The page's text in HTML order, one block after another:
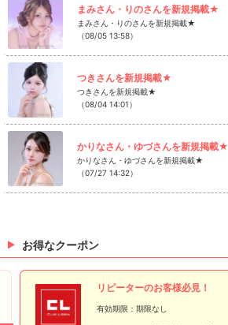
まみさん・りのさんを新規掲載★
まみさん・りのさんを新規掲載★
（08/05 13:58）
つきさんを新規掲載★
つきさんを新規掲載★
（08/04 14:01）
かりなさん・ゆづさんを新規掲載★
かりなさん・ゆづさんを新規掲載★
（07/27 14:32）
お得なクーポン
リピーターのお客様必見！
有効期限：期限なし